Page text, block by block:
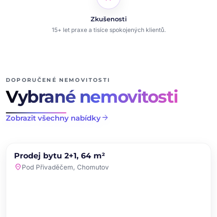
Zkušenosti
15+ let praxe a tisíce spokojených klientů.
DOPORUČENÉ NEMOVITOSTI
Vybrané nemovitosti
Zobrazit všechny nabídkyarrow_forward
PRODEJ NOVINKA
Prodej bytu 2+1, 64 m²
location_onPod Přivaděčem, Chomutov